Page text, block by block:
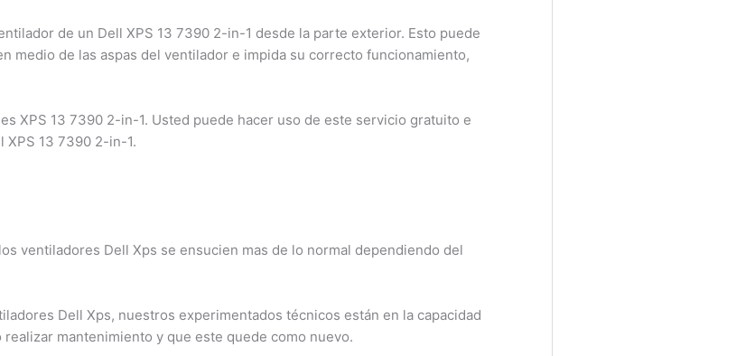
de un Dell XPS 13 7390 2-in-1 desde la parte exterior. Esto puede
medio de las aspas del ventilador e impida su correcto funcionamiento,
XPS 13 7390 2-in-1. Usted puede hacer uso de este servicio gratuito e
13 7390 2-in-1.
ventiladores Dell Xps se ensucien mas de lo normal dependiendo del
Dell Xps, nuestros experimentados técnicos están en la capacidad
mantenimiento y que este quede como nuevo.
¿Necesitas un experto?
Comunícate con nosotros